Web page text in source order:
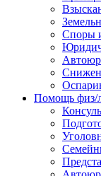
Споры
Помощь физ/